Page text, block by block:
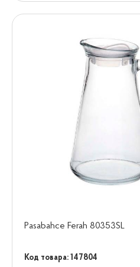
Pasabahce Ferah 80353SL
Код товара: 147804